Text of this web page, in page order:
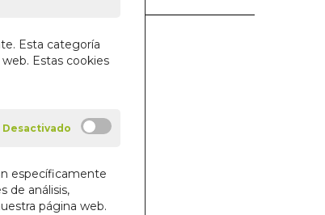
Esta categoría
Estas cookies
específicamente
de análisis,
página web.
OF LIFE